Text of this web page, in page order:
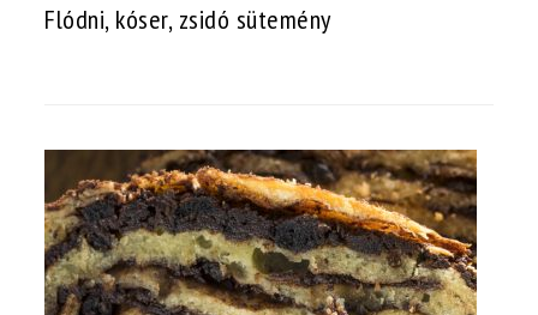
Flódni, kóser, zsidó sütemény